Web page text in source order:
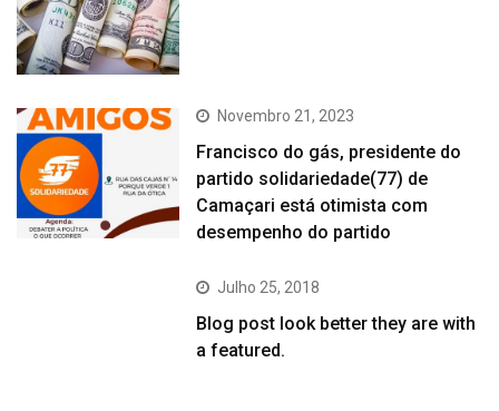
Novembro 21, 2023
Francisco do gás, presidente do
partido solidariedade(77) de
Camaçari está otimista com
desempenho do partido
Julho 25, 2018
Blog post look better they are with
a featured.